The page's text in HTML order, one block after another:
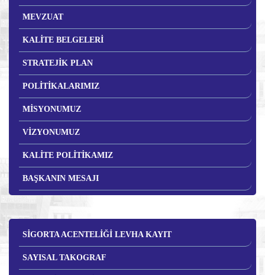
MEVZUAT
KALİTE BELGELERİ
STRATEJİK PLAN
POLİTİKALARIMIZ
MİSYONUMUZ
VİZYONUMUZ
KALİTE POLİTİKAMIZ
BAŞKANIN MESAJI
SİGORTA ACENTELİĞİ LEVHA KAYIT
SAYISAL TAKOGRAF